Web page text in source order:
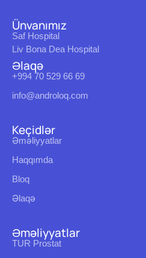
Ünvanımız
Saf Hospital
Liv Bona Dea Hospital
Əlaqə
+994 70 529 66 69
info@androloq.com
Keçidlər
Əməliyyatlar
Haqqımda
Bloq
Əlaqə
Əməliyyatlar
TUR Prostat